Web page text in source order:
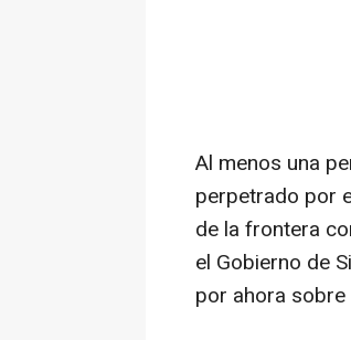
Al menos una
perpetrado por
de la frontera
el Gobierno de
por ahora